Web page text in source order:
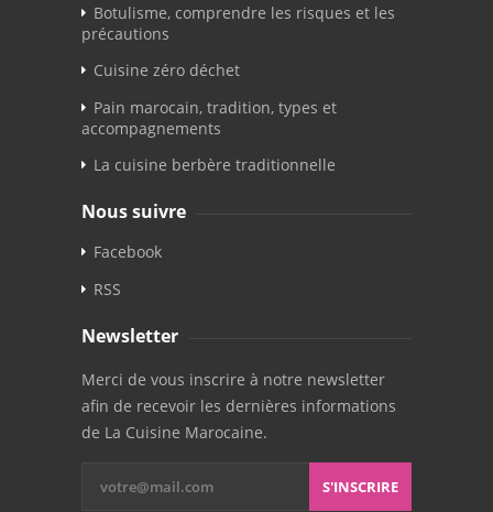
Botulisme, comprendre les risques et les
précautions
Cuisine zéro déchet
Pain marocain, tradition, types et
accompagnements
La cuisine berbère traditionnelle
Nous suivre
Facebook
RSS
Newsletter
Merci de vous inscrire à notre newsletter
afin de recevoir les dernières informations
de La Cuisine Marocaine.
S'INSCRIRE